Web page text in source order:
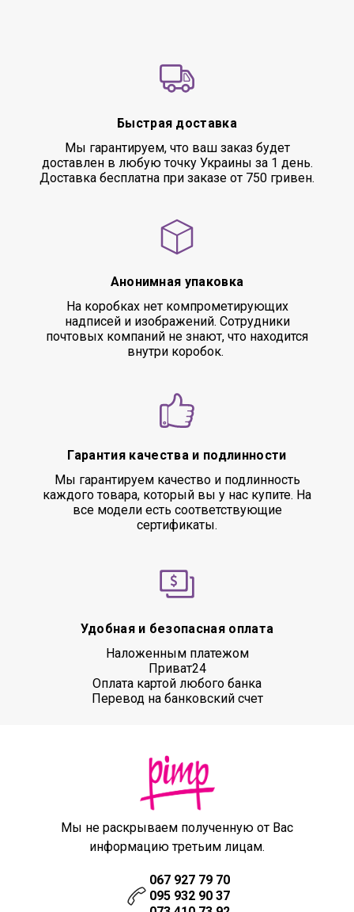
Быстрая доставка
Мы гарантируем, что ваш заказ будет
доставлен в любую точку Украины за 1 день.
Доставка бесплатна при заказе от 750 гривен.
Анонимная упаковка
На коробках нет компрометирующих
надписей и изображений. Сотрудники
почтовых компаний не знают, что находится
внутри коробок.
Гарантия качества и подлинности
Мы гарантируем качество и подлинность
каждого товара, который вы у нас купите. На
все модели есть соответствующие
сертификаты.
Удобная и безопасная оплата
Наложенным платежом
Приват24
Оплата картой любого банка
Перевод на банковский счет
Мы не раскрываем полученную от Вас
информацию третьим лицам.
067 927 79 70
095 932 90 37